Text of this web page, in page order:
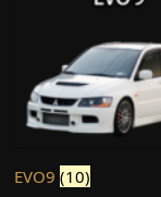
EVO9 (10)